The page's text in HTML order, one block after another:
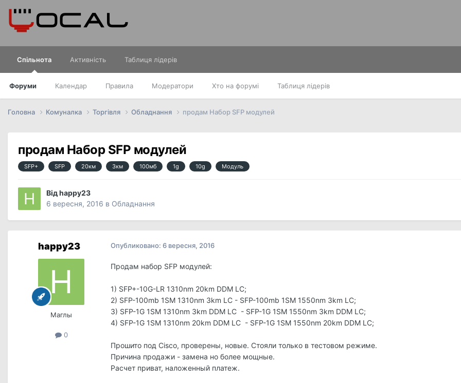
Спільнота
Форуми Календар Правила Модератори Хто на форумі Таблиця лідерів
Активність Таблиця лідерів
Головна Комуналка Торгівля Обладнання продам Набор SFP модулей
продам Набор SFP модулей
SFP+ SFP 20км 3км 100мб 1g 10g Модуль
Відhappy23
6 вересня, 2016 в Обладнання
happy23
Маглы
0
Опубликовано: 6 вересня, 2016
Продам набор SFP модулей:
1) SFP+-10G-LR 1310nm 20km DDM LC;
2) SFP-100mb 1SM 1310nm 3km LC - SFP-100mb 1SM 1550nm 3km LC;
3) SFP-1G 1SM 1310nm 3km DDM LC - SFP-1G 1SM 1550nm 3km DDM LC;
4) SFP-1G 1SM 1310nm 20km DDM LC - SFP-1G 1SM 1550nm 20km DDM LC;
Прошито под Cisco, проверены, новые. Стояли только в тестовом режиме.
Причина продажи - замена но более мощные.
Расчет приват, наложенный платеж.